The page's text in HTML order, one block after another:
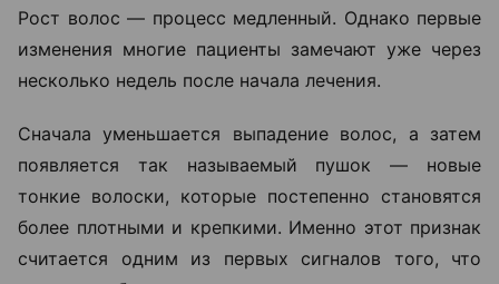
Рост волос — процесс медленный. Однако первые
изменения многие пациенты замечают уже через
несколько недель после начала лечения.
Сначала уменьшается выпадение волос, а затем
появляется так называемый пушок — новые
тонкие волоски, которые постепенно становятся
более плотными и крепкими. Именно этот признак
считается одним из первых сигналов того, что